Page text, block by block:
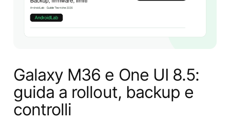
Galaxy M36 e One UI 8.5:
guida a rollout, backup e
controlli